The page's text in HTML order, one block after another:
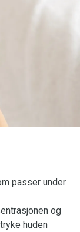
passer under
og
huden